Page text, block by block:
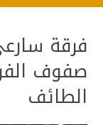
فرقة
صفوف
الطائف